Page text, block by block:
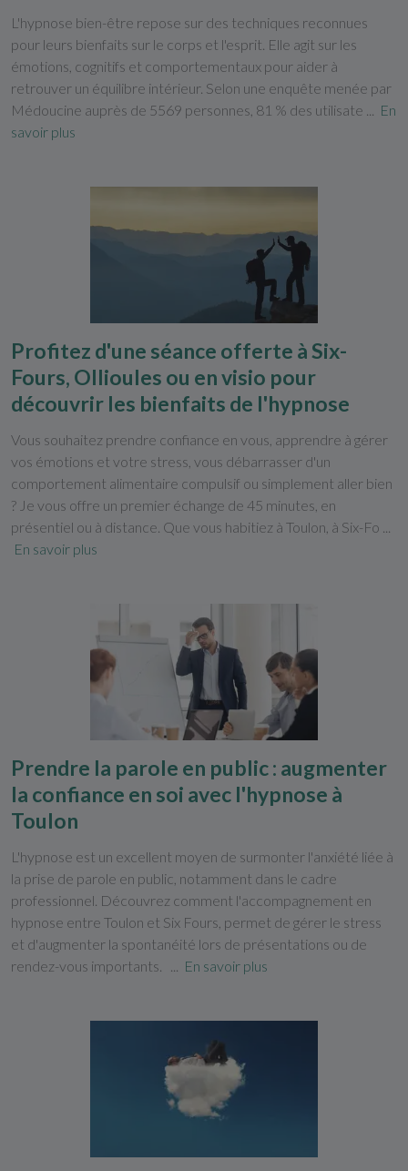
L'hypnose bien-être repose sur des techniques reconnues
pour leurs bienfaits sur le corps et l'esprit. Elle agit sur les
émotions, cognitifs et comportementaux pour aider à
retrouver un équilibre intérieur. Selon une enquête menée par
Médoucine auprès de 5569 personnes, 81 % des utilisate ...
En
savoir plus
Profitez d'une séance offerte à Six-
Fours, Ollioules ou en visio pour
découvrir les bienfaits de l'hypnose
Vous souhaitez prendre confiance en vous, apprendre à gérer
vos émotions et votre stress, vous débarrasser d'un
comportement alimentaire compulsif ou simplement aller bien
? Je vous offre un premier échange de 45 minutes, en
présentiel ou à distance. Que vous habitiez à Toulon, à Six-Fo ...
En savoir plus
Prendre la parole en public : augmenter
la confiance en soi avec l'hypnose à
Toulon
L'hypnose est un excellent moyen de surmonter l'anxiété liée à
la prise de parole en public, notamment dans le cadre
professionnel. Découvrez comment l'accompagnement en
hypnose entre Toulon et Six Fours, permet de gérer le stress
et d'augmenter la spontanéité lors de présentations ou de
rendez-vous importants. ...
En savoir plus